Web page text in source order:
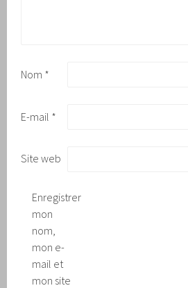
Nom *
E-mail *
Site web
Enregistrer
mon
nom,
mon e-
mail et
mon site